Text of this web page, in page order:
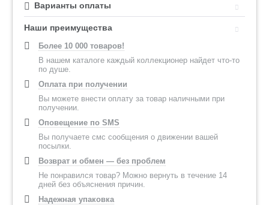
Варианты оплаты
Наши преимущества
Более 10 000 товаров!
В нашем каталоге каждый коллекционер найдет что-то
по душе.
Оплата при получении
Вы можете внести оплату за товар наличными при
получении.
Оповещение по SMS
Вы получаете смс сообщения о движении вашей
посылки.
Возврат и обмен — без проблем
Не понравился товар? Можно вернуть в течение 14
дней без объяснения причин.
Надежная упаковка